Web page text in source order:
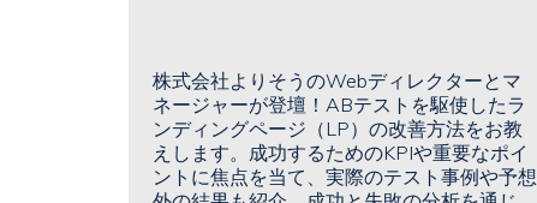
株式会社よりそうのWebディレクターとマ
ネージャーが登壇！ABテストを駆使したラ
ンディングページ（LP）の改善方法をお教
えします。成功するためのKPIや重要なポイ
ントに焦点を当て、実際のテスト事例や予想